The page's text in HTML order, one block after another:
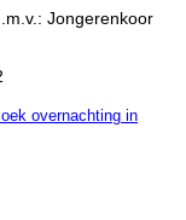
Jongerenkoor
overnachting in